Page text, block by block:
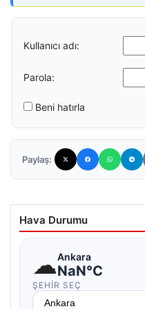
Kullanıcı adı:
Parola:
Beni hatırla
Paylaş:
Hava Durumu
☁Ankara
NaN°C
ŞEHIR SEÇ